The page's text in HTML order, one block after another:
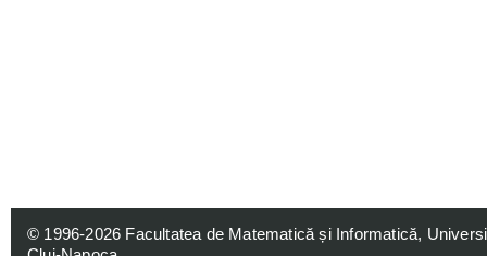
© 1996-2026 Facultatea de Matematică și Informatică,